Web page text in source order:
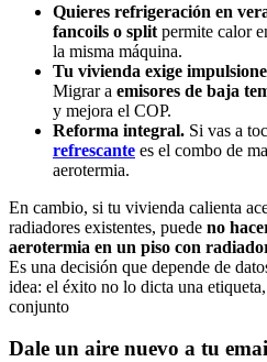
Quieres refrigeración en
fancoils o split permite calor
la misma máquina.
Tu vivienda exige
Migrar a emisores de baja
y mejora el COP.
Reforma integral. Si vas a
refrescante es el combo de
aerotermia.
En cambio, si tu vivienda calienta
radiadores existentes, puede no
aerotermia en un piso con
Es una decisión que depende de
idea: el éxito no lo dicta una
conjunto
Dale un aire nuevo a tu